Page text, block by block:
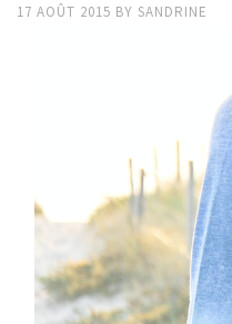
17 AOÛT 2015 BY SANDRINE